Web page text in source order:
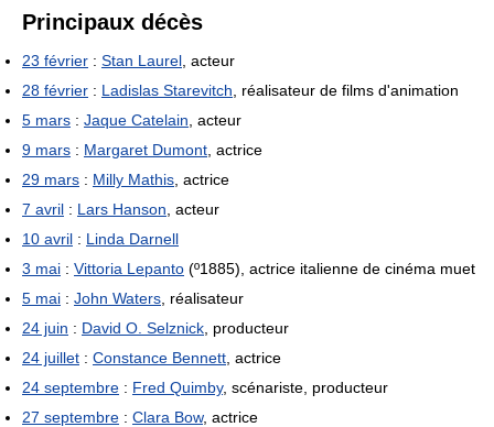
Principaux décès
23 février : Stan Laurel , acteur
28 février : Ladislas Starevitch , réalisateur de films d'animation
5 mars : Jaque Catelain , acteur
9 mars : Margaret Dumont , actrice
29 mars : Milly Mathis , actrice
7 avril : Lars Hanson , acteur
10 avril : Linda Darnell
3 mai : Vittoria Lepanto (º1885), actrice italienne de cinéma muet
5 mai : John Waters , réalisateur
24 juin : David O. Selznick , producteur
24 juillet : Constance Bennett , actrice
24 septembre : Fred Quimby, scénariste, producteur
27 septembre : Clara Bow, actrice